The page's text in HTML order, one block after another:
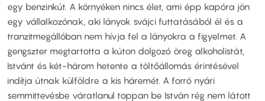
egy benzinkút. A környéken nincs élet, ami épp kapóra jön
egy vállalkozónak, aki lányok svájci futtatásából él és a
tranzitmegállóban nem hívja fel a lányokra a figyelmet. A
gengszter megtartotta a kúton dolgozó öreg alkoholistát,
Istvánt és két-három hetente a töltőállomás érintésével
indítja útnak külföldre a kis háremét. A forró nyári
semmittevésbe váratlanul toppan be István rég nem látott